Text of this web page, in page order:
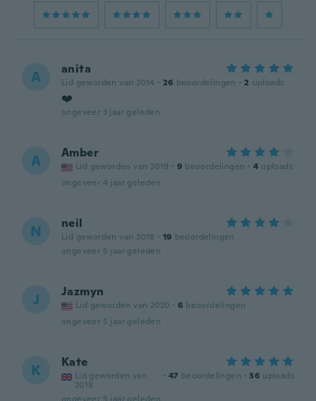
A anita
Lid geworden van 2014 · 26 beoordelingen · 2 uploads
❤️
ongeveer 3 jaar geleden
A Amber
Lid geworden van 2019 · 9 beoordelingen · 4 uploads
ongeveer 4 jaar geleden
N neil
Lid geworden van 2018 · 19 beoordelingen
ongeveer 5 jaar geleden
J Jazmyn
Lid geworden van 2020 · 6 beoordelingen
ongeveer 5 jaar geleden
K Kate
Lid geworden van
2018
· 47 beoordelingen · 36 uploads